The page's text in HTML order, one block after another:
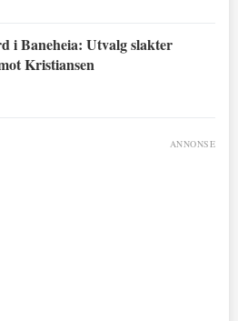
i Baneheia: Utvalg slakter
Kristiansen
ANNONSE